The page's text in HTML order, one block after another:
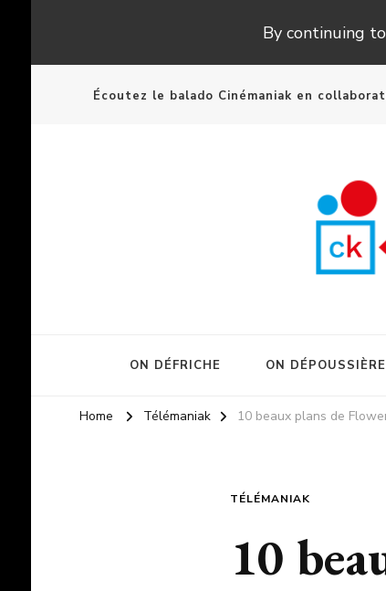
By continuing
Écoutez le balado Cinémaniak en
ON DÉFRICHE ON DÉPOUSSIÈRE
Home Télémaniak 10 beaux plans de
TÉLÉMANIAK
10